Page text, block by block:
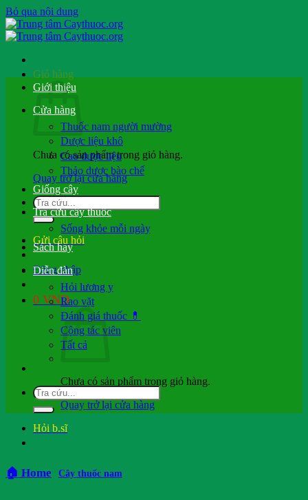
Bỏ qua nội dung
Giỏ hàng
Chưa có sản phẩm trong giỏ hàng.
Quay trở lại cửa hàng
Gửi câu hỏi
Đăng nhập
0 VND
Chưa có sản phẩm trong giỏ hàng.
Quay trở lại cửa hàng
Hỏi b.sĩ
Giới thiệu
Cửa hàng
Thuốc nam người mường
Dược liệu khô
Cao dược liệu
Thảo dược bào chế
Giống cây
Tra cứu cây thuốc
Sống khỏe mỗi ngày
Sách hay
Diễn đàn
Hỏi lương y
Rao vặt
Đánh giá thuốc 💊
Cộng tác viên
Tất cả
🏠 Home Cây thuốc nam